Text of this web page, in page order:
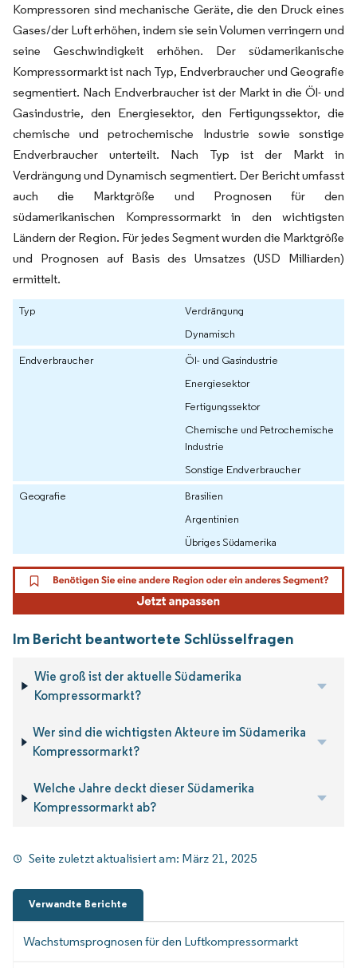
Kompressoren sind mechanische Geräte, die den Druck eines
Gases/der Luft erhöhen, indem sie sein Volumen verringern und
seine Geschwindigkeit erhöhen. Der südamerikanische
Kompressormarkt ist nach Typ, Endverbraucher und Geografie
segmentiert. Nach Endverbraucher ist der Markt in die Öl- und
Gasindustrie, den Energiesektor, den Fertigungssektor, die
chemische und petrochemische Industrie sowie sonstige
Endverbraucher unterteilt. Nach Typ ist der Markt in
Verdrängung und Dynamisch segmentiert. Der Bericht umfasst
auch die Marktgröße und Prognosen für den
südamerikanischen Kompressormarkt in den wichtigsten
Ländern der Region. Für jedes Segment wurden die Marktgröße
und Prognosen auf Basis des Umsatzes (USD Milliarden)
ermittelt.
Typ
Verdrängung
Dynamisch
Endverbraucher
Öl- und Gasindustrie
Energiesektor
Fertigungssektor
Chemische und Petrochemische
Industrie
Sonstige Endverbraucher
Geografie
Brasilien
Argentinien
Übriges Südamerika
Im Bericht beantwortete Schlüsselfragen
Wie groß ist der aktuelle Südamerika
Kompressormarkt?
Wer sind die wichtigsten Akteure im Südamerika
Kompressormarkt?
Welche Jahre deckt dieser Südamerika
Kompressormarkt ab?
Seite zuletzt aktualisiert am: März 21, 2025
Verwandte Berichte
Wachstumsprognosen für den Luftkompressormarkt